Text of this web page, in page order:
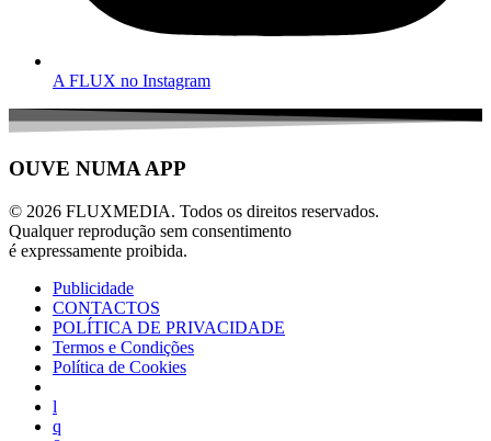
A FLUX no Instagram
OUVE NUMA APP
© 2026 FLUXMEDIA. Todos os direitos reservados.
Qualquer reprodução sem consentimento
é expressamente proibida.
Publicidade
CONTACTOS
POLÍTICA DE PRIVACIDADE
Termos e Condições
Política de Cookies